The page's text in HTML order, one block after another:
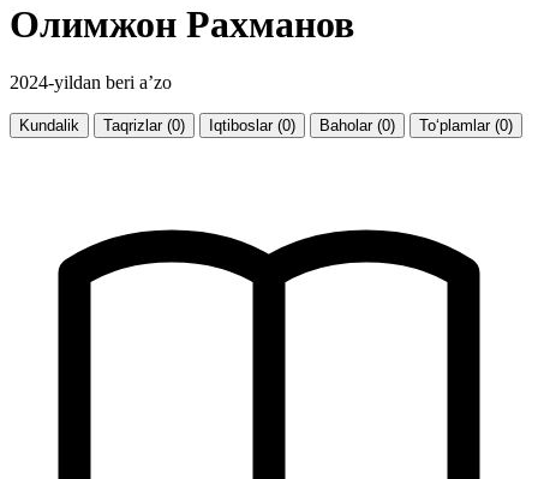
Олимжон Рахманов
2024-yildan beri a’zo
Kundalik Taqrizlar (0) Iqtiboslar (0) Baholar (0) To‘plamlar (0)